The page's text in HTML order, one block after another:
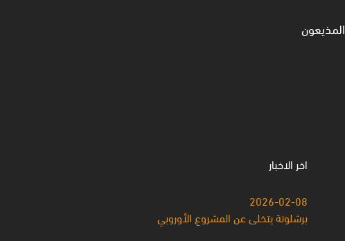
المذيعون
اخر الاخبار
2026-02-08
برشلونة يتخلى عن المشروعِ الأوروبي